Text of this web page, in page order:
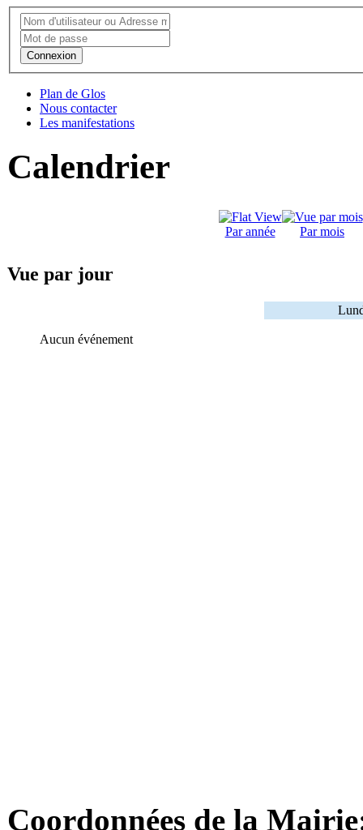
Connexion
Plan de Glos
Nous contacter
Les manifestations
Calendrier
Par année Par mois
Vue par jour
Aucun événement
Coordonnées de la